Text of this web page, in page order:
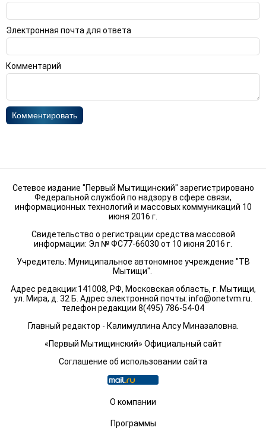
Электронная почта для ответа
Комментарий
Комментировать
Сетевое издание "Первый Мытищинский" зарегистрировано
Федеральной службой по надзору в сфере связи,
информационных технологий и массовых коммуникаций 10
июня 2016 г.
Свидетельство о регистрации средства массовой
информации: Эл № ФС77-66030 от 10 июня 2016 г.
Учредитель: Муниципальное автономное учреждение "ТВ
Мытищи".
Адрес редакции:141008, РФ, Московская область, г. Мытищи,
ул. Мира, д. 32 Б. Адрес электронной почты: info@onetvm.ru
телефон редакции 8(495) 786-54-04
Главный редактор - Калимуллина Алсу Миназаловна.
«Первый Мытищинский» Официальный сайт
Соглашение об использовании сайта
О компании
Программы